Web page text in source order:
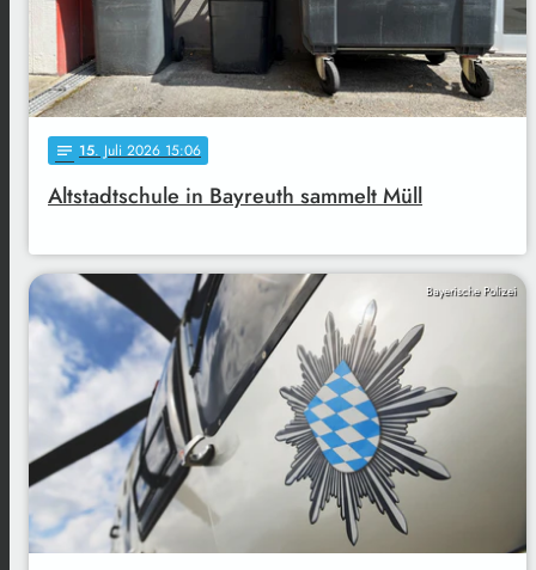
notes 15. Juli 2026 15:06
Altstadtschule in Bayreuth sammelt Müll
Bayerische Polizei